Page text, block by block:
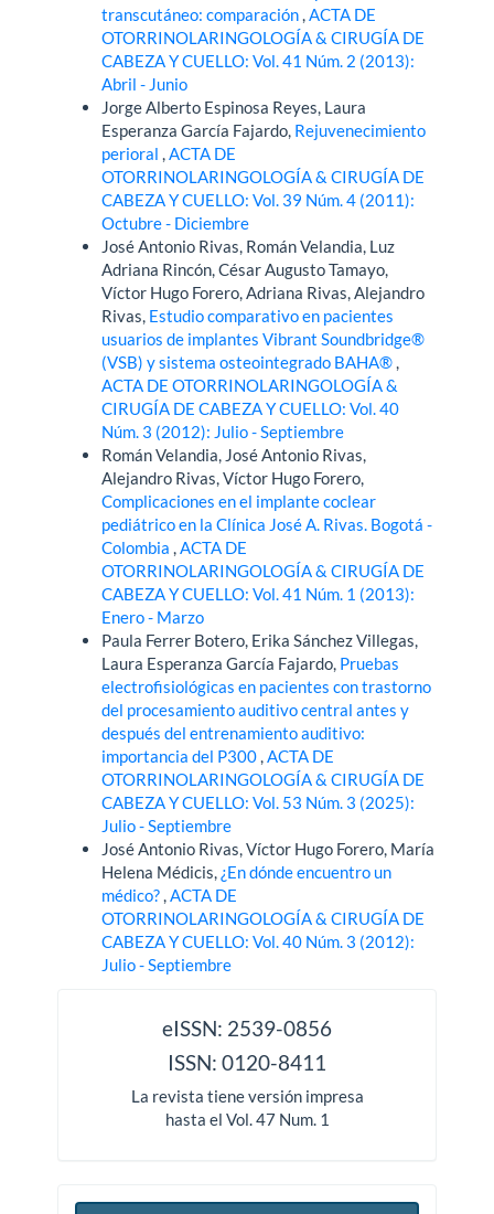
transcutáneo: comparación,ACTA DE
OTORRINOLARINGOLOGÍA & CIRUGÍA DE
CABEZA Y CUELLO: Vol. 41 Núm. 2 (2013):
Abril - Junio
Jorge Alberto Espinosa Reyes, Laura
Esperanza García Fajardo, Rejuvenecimiento
perioral,ACTA DE
OTORRINOLARINGOLOGÍA & CIRUGÍA DE
CABEZA Y CUELLO: Vol. 39 Núm. 4 (2011):
Octubre - Diciembre
José Antonio Rivas, Román Velandia, Luz
Adriana Rincón, César Augusto Tamayo,
Víctor Hugo Forero, Adriana Rivas, Alejandro
Rivas, Estudio comparativo en pacientes
usuarios de implantes Vibrant Soundbridge®
(VSB) y sistema osteointegrado BAHA®,
ACTA DE OTORRINOLARINGOLOGÍA &
CIRUGÍA DE CABEZA Y CUELLO: Vol. 40
Núm. 3 (2012): Julio - Septiembre
Román Velandia, José Antonio Rivas,
Alejandro Rivas, Víctor Hugo Forero,
Complicaciones en el implante coclear
pediátrico en la Clínica José A. Rivas. Bogotá -
Colombia,ACTA DE
OTORRINOLARINGOLOGÍA & CIRUGÍA DE
CABEZA Y CUELLO: Vol. 41 Núm. 1 (2013):
Enero - Marzo
Paula Ferrer Botero, Erika Sánchez Villegas,
Laura Esperanza García Fajardo, Pruebas
electrofisiológicas en pacientes con trastorno
del procesamiento auditivo central antes y
después del entrenamiento auditivo:
importancia del P300,ACTA DE
OTORRINOLARINGOLOGÍA & CIRUGÍA DE
CABEZA Y CUELLO: Vol. 53 Núm. 3 (2025):
Julio - Septiembre
José Antonio Rivas, Víctor Hugo Forero, María
Helena Médicis, ¿En dónde encuentro un
médico?,ACTA DE
OTORRINOLARINGOLOGÍA & CIRUGÍA DE
CABEZA Y CUELLO: Vol. 40 Núm. 3 (2012):
Julio - Septiembre
eISSN: 2539-0856
ISSN: 0120-8411
La revista tiene versión impresa
hasta el Vol. 47 Num. 1